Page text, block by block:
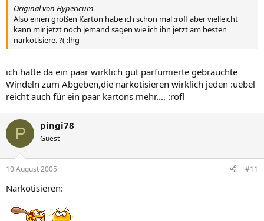
Original von Hypericum
Also einen großen Karton habe ich schon mal :rofl aber vielleicht
kann mir jetzt noch jemand sagen wie ich ihn jetzt am besten
narkotisiere. ?( :lhg
ich hätte da ein paar wirklich gut parfümierte gebrauchte
Windeln zum Abgeben,die narkotisieren wirklich jeden :uebel
reicht auch für ein paar kartons mehr.... :rofl
P pingi78
Guest
10 August 2005 #11
Narkotisieren: